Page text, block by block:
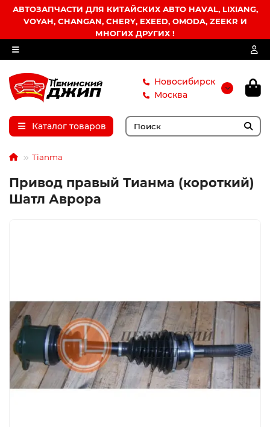
АВТОЗАПЧАСТИ ДЛЯ КИТАЙСКИХ АВТО HAVAL, LIXIANG,
VOYAH, CHANGAN, CHERY, EXEED, OMODA, ZEEKR И
МНОГИХ ДРУГИХ !
Новосибирск
Москва
Каталог товаров
Tianma
Привод правый Тианма (короткий)
Шатл Аврора